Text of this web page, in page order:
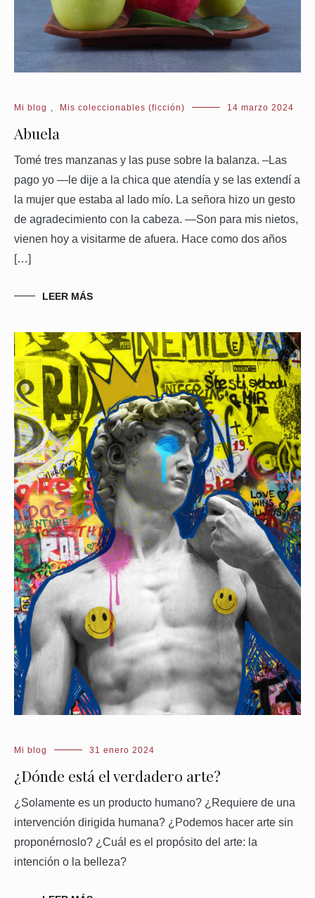
Mi blog , Mis coleccionables (ficción) 14 marzo 2024
Abuela
Tomé tres manzanas y las puse sobre la balanza. –Las
pago yo —le dije a la chica que atendía y se las extendí a
la mujer que estaba al lado mío. La señora hizo un gesto
de agradecimiento con la cabeza. —Son para mis nietos,
vienen hoy a visitarme de afuera. Hace como dos años
[…]
LEER MÁS
Mi blog 31 enero 2024
¿Dónde está el verdadero arte?
¿Solamente es un producto humano? ¿Requiere de una
intervención dirigida humana? ¿Podemos hacer arte sin
proponérnoslo? ¿Cuál es el propósito del arte: la
intención o la belleza?